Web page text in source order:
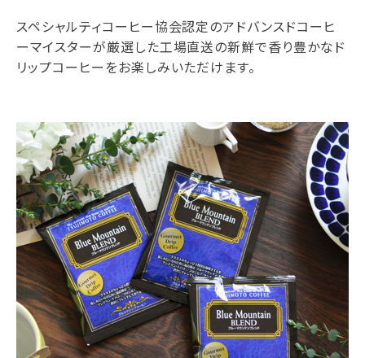
スペシャルティコーヒー協会認定のアドバンスドコーヒ
ーマイスターが厳選した工場直送の新鮮で香り豊かなド
リップコーヒーをお楽しみいただけます。